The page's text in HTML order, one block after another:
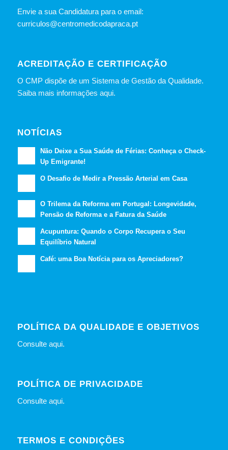
Envie a sua Candidatura para o email:
curriculos@centromedicodapraca.pt
ACREDITAÇÃO E CERTIFICAÇÃO
O CMP dispõe de um Sistema de Gestão da Qualidade.
Saiba mais informações aqui.
NOTÍCIAS
Não Deixe a Sua Saúde de Férias: Conheça o Check-
Up Emigrante!
O Desafio de Medir a Pressão Arterial em Casa
O Trilema da Reforma em Portugal: Longevidade,
Pensão de Reforma e a Fatura da Saúde
Acupuntura: Quando o Corpo Recupera o Seu
Equilíbrio Natural
Café: uma Boa Notícia para os Apreciadores?
POLÍTICA DA QUALIDADE E OBJETIVOS
Consulte aqui.
POLÍTICA DE PRIVACIDADE
Consulte aqui.
TERMOS E CONDIÇÕES